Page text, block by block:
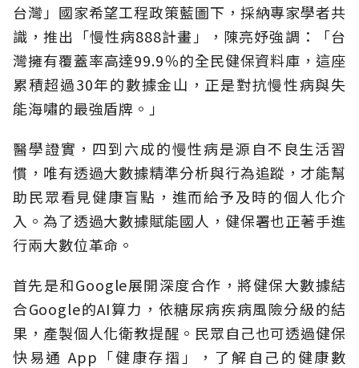
台灣」國家希望工程政策藍圖下，採納專家學者共
識，推出「慢性病888計畫」，陳亮妤強調：「台
灣擁有覆蓋率高達99.9％的全民健保資料庫，這座
累積超過30年的數據金山，正是對抗慢性病與失
能海嘯的最強盾牌。」
醫學證實，四到六成的慢性病是源自不良生活習
慣，唯有透過大數據精準分析與行為追蹤，才能幫
助民眾看見健康盲點，進而給予及時的個人化介
入。為了透過大數據賦能國人，健保署也正著手進
行兩大數位革命。
首先是和Google展開深度合作，將健保大數據結
合Google的AI算力，依糖尿病疾病風險分級的結
果，產製個人化衛教提醒。民眾自己也可透過健保
快易通 App「健康存摺」，了解自己的健康數